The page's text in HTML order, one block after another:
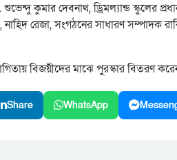
কুমার দেবনাথ, ড্রিমল্যান্ড স্কুলের
রেজা, সংগঠনের সাধারণ সম্পাদক
বিজয়ীদের মাঝে পুরস্কার বিতরণ
Share WhatsApp